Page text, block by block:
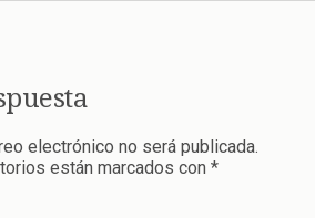
electrónico no será publicada.
están marcados con *